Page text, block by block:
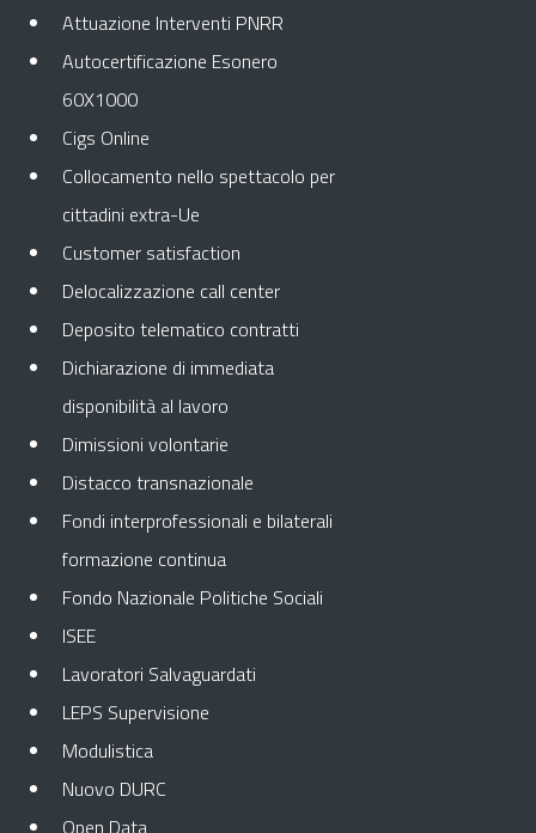
Attuazione Interventi PNRR
Autocertificazione Esonero
60X1000
Cigs Online
Collocamento nello spettacolo per
cittadini extra-Ue
Customer satisfaction
Delocalizzazione call center
Deposito telematico contratti
Dichiarazione di immediata
disponibilità al lavoro
Dimissioni volontarie
Distacco transnazionale
Fondi interprofessionali e bilaterali
formazione continua
Fondo Nazionale Politiche Sociali
ISEE
Lavoratori Salvaguardati
LEPS Supervisione
Modulistica
Nuovo DURC
Open Data